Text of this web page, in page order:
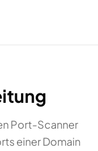
Port-Scanner
einer Domain